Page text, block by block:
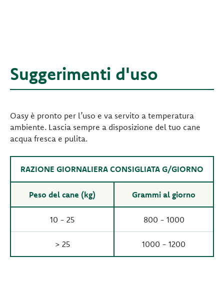
Suggerimenti d'uso
Oasy è pronto per l’uso e va servito a temperatura
ambiente. Lascia sempre a disposizione del tuo cane
acqua fresca e pulita.
RAZIONE GIORNALIERA CONSIGLIATA G/GIORNO
Peso del cane (kg) Grammi al giorno
10 - 25 800 - 1000
> 25 1000 - 1200